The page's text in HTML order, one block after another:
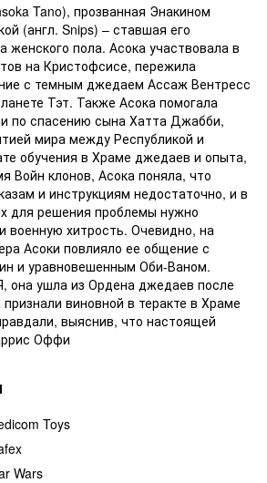
Tano), прозванная Энакином
(англ. Snips) – ставшая его
женского пола. Асока участвовала в
на Кристофсисе, пережила
с темным джедаем Ассаж Вентресс
Тэт. Также Асока помогала
по спасению сына Хатта Джабби,
мира между Республикой и
обучения в Храме джедаев и опыта,
Войн клонов, Асока поняла, что
и инструкциям недостаточно, и в
для решения проблемы нужно
военную хитрость. Очевидно, на
Асоки повлияло ее общение с
и уравновешенным Оби-Ваном.
она ушла из Ордена джедаев после
признали виновной в теракте в Храме
выяснив, что настоящей
Оффи
Toys
Wars